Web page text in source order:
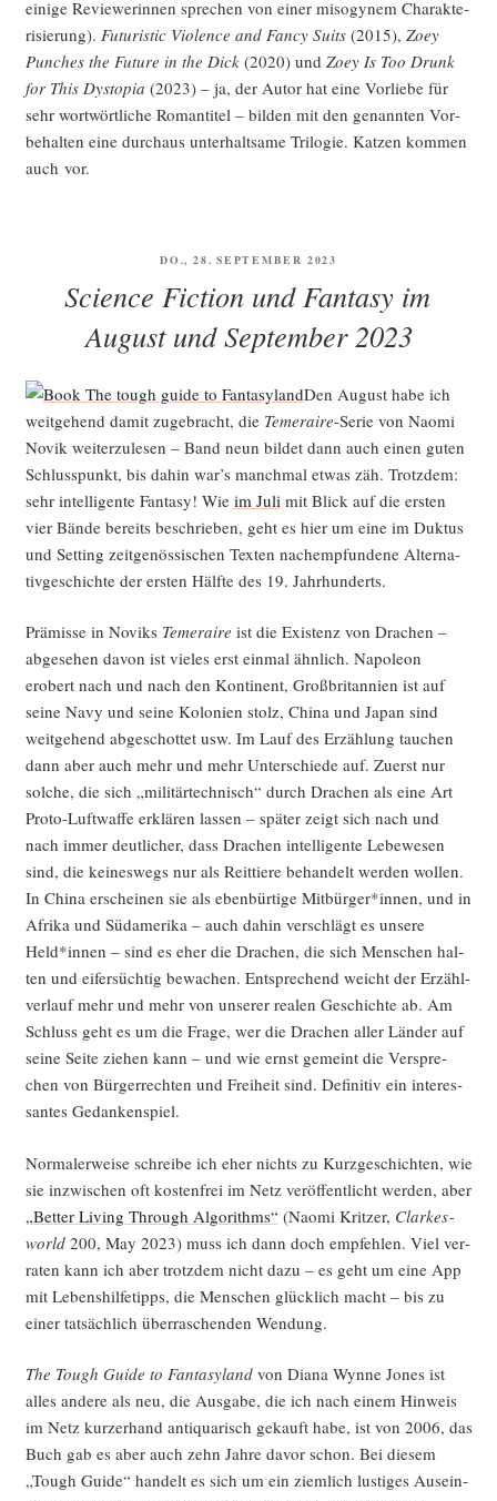
eini­ge Reviewe­rin­nen spre­chen von einer miso­gy­nem Cha­rak­te­
ri­sie­rung). Futu­ristic Vio­lence and Fan­cy Suits(2015), Zoey
Pun­ches the Future in the Dick(2020) und Zoey Is Too Drunk
for This Dys­to­pia (2023) – ja, der Autor hat eine Vor­lie­be für
sehr wort­wört­li­che Roman­ti­tel – bil­den mit den genann­ten Vor­
be­hal­ten eine durch­aus unter­halt­sa­me Tri­lo­gie. Kat­zen kom­men
auch vor.
VERÖFFENTLICHT
DO., 28. SEPTEMBER 2023
Science Fiction und Fantasy im
August und September 2023
Den August habe ich
weit­ge­hend damit zuge­bracht, die Temer­ai­re-Serie von Nao­mi
Novik wei­ter­zu­le­sen – Band neun bil­det dann auch einen guten
Schluss­punkt, bis dahin war’s manch­mal etwas zäh. Trotz­dem:
sehr intel­li­gen­te Fan­ta­sy! Wie im Juli mit Blick auf die ers­ten
vier Bän­de bereits beschrie­ben, geht es hier um eine im Duk­tus
und Set­ting zeit­ge­nös­si­schen Tex­ten nach­emp­fun­de­ne Alter­na­
tiv­ge­schich­te der ers­ten Hälf­te des 19. Jahrhunderts.
Prä­mis­se in Noviks Temer­ai­re ist die Exis­tenz von Dra­chen –
abge­se­hen davon ist vie­les erst ein­mal ähn­lich. Napo­le­on
erobert nach und nach den Kon­ti­nent, Groß­bri­tan­ni­en ist auf
sei­ne Navy und sei­ne Kolo­nien stolz, Chi­na und Japan sind
weit­ge­hend abge­schot­tet usw. Im Lauf des Erzäh­lung tau­chen
dann aber auch mehr und mehr Unter­schie­de auf. Zuerst nur
sol­che, die sich „mili­tär­tech­nisch“ durch Dra­chen als eine Art
Pro­to-Luft­waf­fe erklä­ren las­sen – spä­ter zeigt sich nach und
nach immer deut­li­cher, dass Dra­chen intel­li­gen­te Lebe­we­sen
sind, die kei­nes­wegs nur als Reit­tie­re behan­delt wer­den wol­len.
In Chi­na erschei­nen sie als eben­bür­ti­ge Mitbürger*innen, und in
Afri­ka und Süd­ame­ri­ka – auch dahin ver­schlägt es unse­re
Held*innen – sind es eher die Dra­chen, die sich Men­schen hal­
ten und eifer­süch­tig bewa­chen. Ent­spre­chend weicht der Erzähl­
ver­lauf mehr und mehr von unse­rer rea­len Geschich­te ab. Am
Schluss geht es um die Fra­ge, wer die Dra­chen aller Län­der auf
sei­ne Sei­te zie­hen kann – und wie ernst gemeint die Ver­spre­
chen von Bür­ger­rech­ten und Frei­heit sind. Defi­ni­tiv ein inter­es­
san­tes Gedankenspiel.
Nor­ma­ler­wei­se schrei­be ich eher nichts zu Kurz­ge­schich­ten, wie
sie inzwi­schen oft kos­ten­frei im Netz ver­öf­fent­licht wer­den, aber
„Bet­ter Living Through Algo­rith­ms“ (Nao­mi Krit­zer, Clar­kes­
world 200, May 2023) muss ich dann doch emp­feh­len. Viel ver­
ra­ten kann ich aber trotz­dem nicht dazu – es geht um eine App
mit Lebens­hil­fe­tipps, die Men­schen glück­lich macht – bis zu
einer tat­säch­lich über­ra­schen­den Wendung.
The Tough Gui­de to Fan­tasy­landvon Dia­na Wyn­ne Jones ist
alles ande­re als neu, die Aus­ga­be, die ich nach einem Hin­weis
im Netz kur­zer­hand anti­qua­risch gekauft habe, ist von 2006, das
Buch gab es aber auch zehn Jah­re davor schon. Bei die­sem
„Tough Gui­de“ han­delt es sich um ein ziem­lich lus­ti­ges Aus­ein­